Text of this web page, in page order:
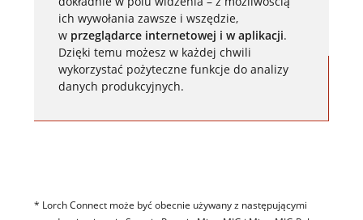
ich wywołania zawsze i wszędzie,
w przeglądarce internetowej i w aplikacji.
Dzięki temu możesz w każdej chwili
wykorzystać pożyteczne funkcje do analizy
danych produkcyjnych.
* Lorch Connect może być obecnie używany z następującymi